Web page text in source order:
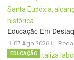
Educação Em
07 Ago 2026
EDUCAÇÃO